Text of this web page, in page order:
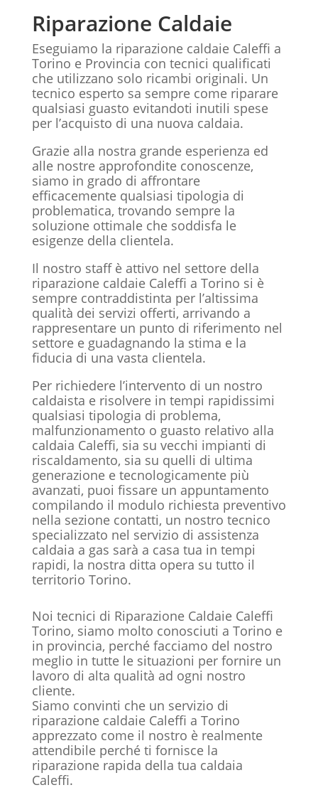
Riparazione Caldaie
Eseguiamo la riparazione caldaie Caleffi a
Torino e Provincia con tecnici qualificati
che utilizzano solo ricambi originali. Un
tecnico esperto sa sempre come riparare
qualsiasi guasto evitandoti inutili spese
per l’acquisto di una nuova caldaia.
Grazie alla nostra grande esperienza ed
alle nostre approfondite conoscenze,
siamo in grado di affrontare
efficacemente qualsiasi tipologia di
problematica, trovando sempre la
soluzione ottimale che soddisfa le
esigenze della clientela.
Il nostro staff è attivo nel settore della
riparazione caldaie Caleffi a Torino si è
sempre contraddistinta per l’altissima
qualità dei servizi offerti, arrivando a
rappresentare un punto di riferimento nel
settore e guadagnando la stima e la
fiducia di una vasta clientela.
Per richiedere l’intervento di un nostro
caldaista e risolvere in tempi rapidissimi
qualsiasi tipologia di problema,
malfunzionamento o guasto relativo alla
caldaia Caleffi, sia su vecchi impianti di
riscaldamento, sia su quelli di ultima
generazione e tecnologicamente più
avanzati, puoi fissare un appuntamento
compilando il modulo richiesta preventivo
nella sezione contatti, un nostro tecnico
specializzato nel servizio di assistenza
caldaia a gas sarà a casa tua in tempi
rapidi, la nostra ditta opera su tutto il
territorio Torino.
Noi tecnici di Riparazione Caldaie Caleffi
Torino, siamo molto conosciuti a Torino e
in provincia, perché facciamo del nostro
meglio in tutte le situazioni per fornire un
lavoro di alta qualità ad ogni nostro
cliente.
Siamo convinti che un servizio di
riparazione caldaie Caleffi a Torino
apprezzato come il nostro è realmente
attendibile perché ti fornisce la
riparazione rapida della tua caldaia
Caleffi.